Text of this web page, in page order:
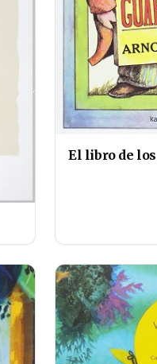
El libro de